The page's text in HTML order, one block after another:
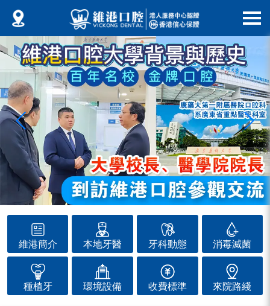
維港簡介 本地牙醫 牙科動態 消毒滅菌
種植牙 環境設備 收費標準 來院路綫